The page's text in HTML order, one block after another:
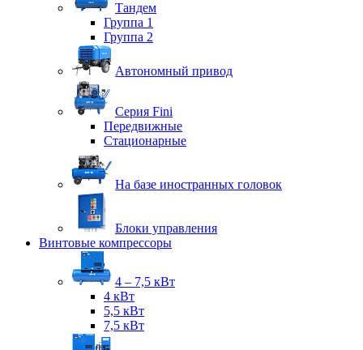
Тандем
Группа 1
Группа 2
Автономный привод
Серия Fini
Передвижные
Стационарные
На базе иностранных головок
Блоки управления
Винтовые компрессоры
4 – 7,5 кВт
4 кВт
5,5 кВт
7,5 кВт